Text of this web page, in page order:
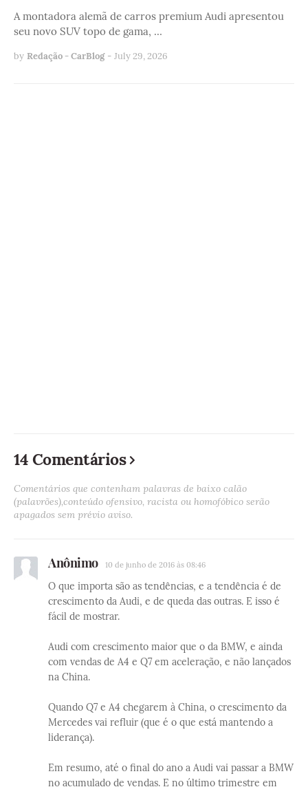
A montadora alemã de carros premium Audi apresentou
seu novo SUV topo de gama, …
by Redação - CarBlog - July 29, 2026
14 Comentários
Comentários que contenham palavras de baixo calão
(palavrões),conteúdo ofensivo, racista ou homofóbico serão
apagados sem prévio aviso.
Anônimo 10 de junho de 2016 às 08:46
O que importa são as tendências, e a tendência é de
crescimento da Audi, e de queda das outras. E isso é
fácil de mostrar.
Audi com crescimento maior que o da BMW, e ainda
com vendas de A4 e Q7 em aceleração, e não lançados
na China.
Quando Q7 e A4 chegarem à China, o crescimento da
Mercedes vai refluir (que é o que está mantendo a
liderança).
Em resumo, até o final do ano a Audi vai passar a BMW
no acumulado de vendas. E no último trimestre em